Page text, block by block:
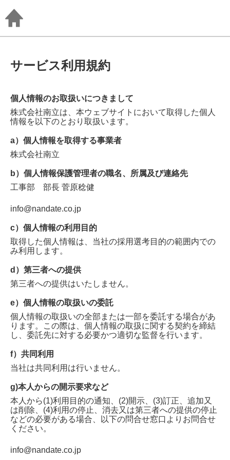
サービス利用規約
個人情報のお取扱いにつきまして
株式会社南立は、本ウェブサイトにおいて取得した個人
情報を以下のとおり取扱います。
a）個人情報を取得する事業者
株式会社南立
b）個人情報保護管理者の職名、所属及び連絡先
工事部 部長 菅原稔健
info@nandate.co.jp
c）個人情報の利用目的
取得した個人情報は、当社の採用選考目的の範囲内での
み利用します。
d）第三者への提供
第三者への提供はいたしません。
e）個人情報の取扱いの委託
個人情報の取扱いの全部または一部を委託する場合があ
ります。この際は、個人情報の取扱に関する契約を締結
し、委託先に対する必要かつ適切な監督を行います。
f）共同利用
当社は共同利用は行いません。
g)本人からの開示要求など
本人から(1)利用目的の通知、(2)開示、(3)訂正、追加又
は削除、(4)利用の停止、消去又は第三者への提供の停止
などの必要がある場合、以下の問合せ窓口よりお問合せ
ください。
info@nandate.co.jp